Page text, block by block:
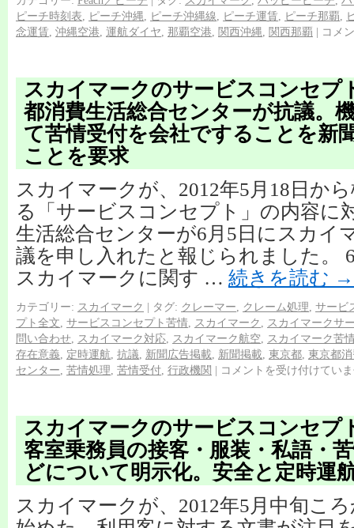
ピーチ時刻表
ピーチ沖縄 ピーチ沖縄線 ピーチ運賃 ピーチ那覇
念運賃 沖縄空港 運航ダイヤ 那覇空港 関西沖縄 関西那覇 | コメ
スカイマークのサービスコンセプ
都消費生活総合センターが抗議。
て苦情受付を会社ですることを新
ことを要求
スカイマークが、2012年5月18日か
る「サービスコンセプト」の内容に
生活総合センターが6月5日にスカイ
議を申し入れたと報じられました。
スカイマークに関す … 続きを読む →
カテゴリー: スカイマーク | タグ: クレーマー クレーム処理 サービ
プト全文 サービスコンセプト苦情 スカイマーク
スカイマークサ
問い合わせ
スカイマーク対応 スカイマーク航空
スカイマーク苦
存在意義
定時運航 抗議 新聞広告掲載 新聞掲載 東京都 東京都
センター 苦情処理 苦情受付 行政機関 | コメントを受け付けてい
スカイマークのサービスコンセプ
客室乗務員の接客・服装・私語・
どについて明示化。安全と定時運
スカイマークが、2012年5月中旬こ